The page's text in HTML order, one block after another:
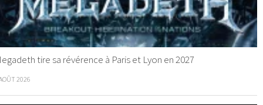
tire sa révérence à Paris et Lyon en 2027
2026